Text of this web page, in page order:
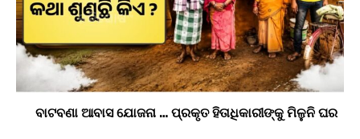
ବାଟବଣା ଆବାସ ଯୋଜନା … ପ୍ରକୃତ ହିତାଧିକାରୀଙ୍କୁ ମିଳୁନି ଘର